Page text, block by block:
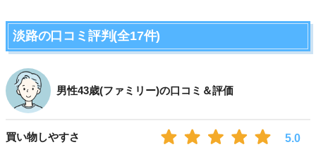
淡路の口コミ評判(全17件)
男性43歳(ファミリー)の口コミ＆評価
買い物しやすさ
5.0